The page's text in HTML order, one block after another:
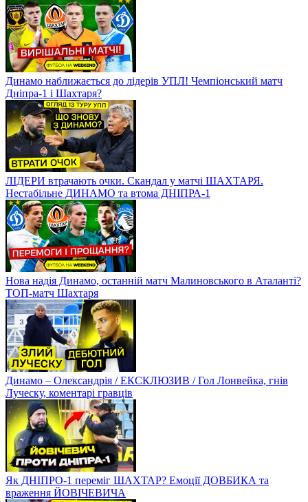
Динамо наближається до лідерів УПЛ! Чемпіонський матч
Дніпра-1 і Шахтаря?
ЛІДЕРИ втрачають очки. Скандал у матчі ШАХТАРЯ.
Нестабільне ДИНАМО та втома ДНІПРА-1
Нова надія Динамо, останній матч Малиновського в Аталанті?
ТОП-матч Шахтаря
Динамо – Олександрія / ЕКСКЛЮЗИВ / Гол Лонвейка, гнів
Луческу, коментарі гравців
Як ДНІПРО-1 переміг ШАХТАР? Емоції ДОВБИКА та
враження ЙОВІЧЕВИЧА